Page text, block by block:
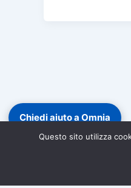
Chiedi aiuto a Omnia
Questo sito utilizza